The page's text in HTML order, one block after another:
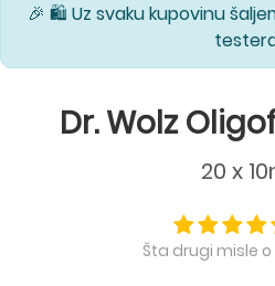
🎉 🛍️ Uz svaku kupovinu
Dr. Wolz
20 x
Šta drugi misle